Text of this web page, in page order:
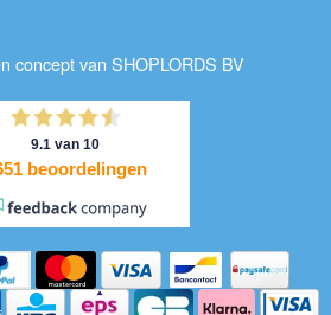
concept van SHOPLORDS BV